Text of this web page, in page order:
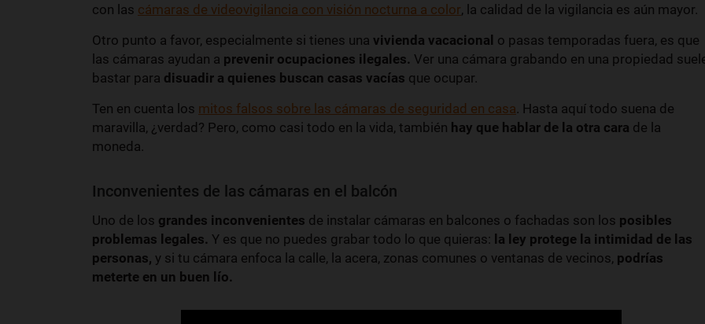
con las cámaras de videovigilancia con visión nocturna a color, la calidad de la vigilancia es aún mayor.
Otro punto a favor, especialmente si tienes una vivienda vacacional o pasas temporadas fuera, es que
las cámaras ayudan a prevenir ocupaciones ilegales. Ver una cámara grabando en una propiedad
bastar para disuadir a quienes buscan casas vacías que ocupar.
Ten en cuenta los mitos falsos sobre las cámaras de seguridad en casa. Hasta aquí todo suena de
maravilla, ¿verdad? Pero, como casi todo en la vida, también hay que hablar de la otra cara de la
moneda.
Inconvenientes de las cámaras en el balcón
Uno de los grandes inconvenientes de instalar cámaras en balcones o fachadas son los posibles
problemas legales. Y es que no puedes grabar todo lo que quieras: la ley protege la intimidad de las
personas, y si tu cámara enfoca la calle, la acera, zonas comunes o ventanas de vecinos, podrías
meterte en un buen lío.